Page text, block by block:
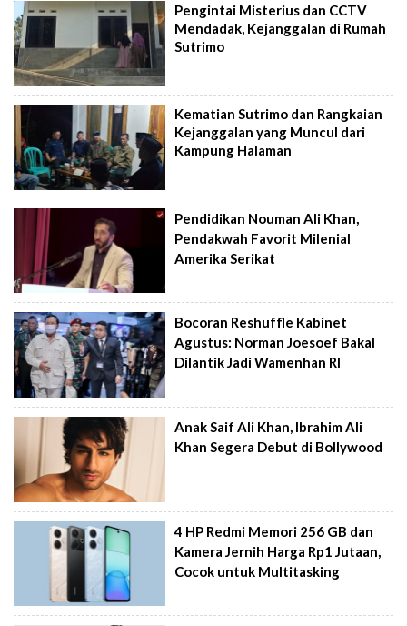
Pengintai Misterius dan CCTV
Mendadak, Kejanggalan di Rumah
Sutrimo
Kematian Sutrimo dan Rangkaian
Kejanggalan yang Muncul dari
Kampung Halaman
Pendidikan Nouman Ali Khan,
Pendakwah Favorit Milenial
Amerika Serikat
Bocoran Reshuffle Kabinet
Agustus: Norman Joesoef Bakal
Dilantik Jadi Wamenhan RI
Anak Saif Ali Khan, Ibrahim Ali
Khan Segera Debut di Bollywood
4 HP Redmi Memori 256 GB dan
Kamera Jernih Harga Rp1 Jutaan,
Cocok untuk Multitasking